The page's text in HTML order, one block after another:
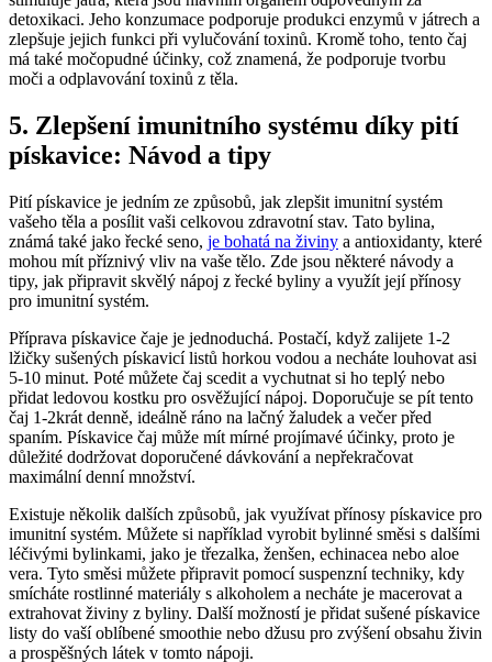
detoxikaci. Jeho konzumace podporuje produkci enzymů v játrech a
zlepšuje jejich funkci při vylučování toxinů. Kromě toho, tento čaj
má také močopudné účinky, což znamená, že podporuje tvorbu
moči a odplavování toxinů z těla.
5. Zlepšení imunitního systému díky pití
pískavice: Návod a tipy
Pití pískavice je jedním ze způsobů, jak zlepšit imunitní systém
vašeho těla a posílit vaši celkovou zdravotní stav. Tato bylina,
známá také jako řecké seno, je bohatá na živiny a antioxidanty, které
mohou mít příznivý vliv na vaše tělo. Zde jsou některé návody a
tipy, jak připravit skvělý nápoj z řecké byliny a využít její přínosy
pro imunitní systém.
Příprava pískavice čaje je jednoduchá. Postačí, když zalijete 1-2
lžičky sušených pískavicí listů horkou vodou a necháte louhovat asi
5-10 minut. Poté můžete čaj scedit a vychutnat si ho teplý nebo
přidat ledovou kostku pro osvěžující nápoj. Doporučuje se pít tento
čaj 1-2krát denně, ideálně ráno na lačný žaludek a večer před
spaním. Pískavice čaj může mít mírné projímavé účinky, proto je
důležité dodržovat doporučené dávkování a nepřekračovat
maximální denní množství.
Existuje několik dalších způsobů, jak využívat přínosy pískavice pro
imunitní systém. Můžete si například vyrobit bylinné směsi s dalšími
léčivými bylinkami, jako je třezalka, ženšen, echinacea nebo aloe
vera. Tyto směsi můžete připravit pomocí suspenzní techniky, kdy
smícháte rostlinné materiály s alkoholem a necháte je macerovat a
extrahovat živiny z byliny. Další možností je přidat sušené pískavice
listy do vaší oblíbené smoothie nebo džusu pro zvýšení obsahu živin
a prospěšných látek v tomto nápoji.